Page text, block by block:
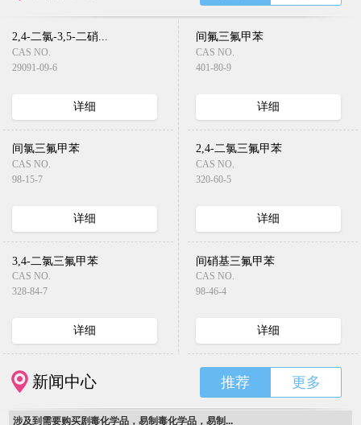
2,4-二氯-3,5-二硝...
CAS NO.
29091-09-6
详细
间氟三氟甲苯
CAS NO.
401-80-9
详细
间氯三氟甲苯
CAS NO.
98-15-7
详细
2,4-二氯三氟甲苯
CAS NO.
320-60-5
详细
3,4-二氯三氟甲苯
CAS NO.
328-84-7
详细
间硝基三氟甲苯
CAS NO.
98-46-4
详细
新闻中心 推荐 更多
涉及到需要购买剧毒化学品，易制毒化学品，易制...